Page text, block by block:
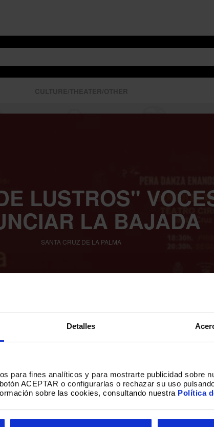
Detalles
para fines analíticos y para mostrarte publicidad sobre
ACEPTAR o configurarlas o rechazar su uso
sobre las cookies, consultando nuestra Política
LUSTROS"
LA BAJADA
SANTA CRUZ DE LA PALMA
LA BAJADA
Cruz de la Palma (Santa Cruz de Tenerife)